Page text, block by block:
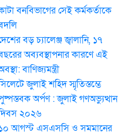
বনবিভাগের সেই কর্মকর্তাকে
বড় চ্যালেঞ্জ জ্বালানি, ১৭
অব্যবস্থাপনার কারণে এই
বাণিজ্যমন্ত্রী
জুলাই শহিদ স্মৃতিস্তম্ভে
অর্পণ : জুলাই গণঅভ্যুত্থান
২০২৬
আগস্ট এসএসসি ও সমমানের